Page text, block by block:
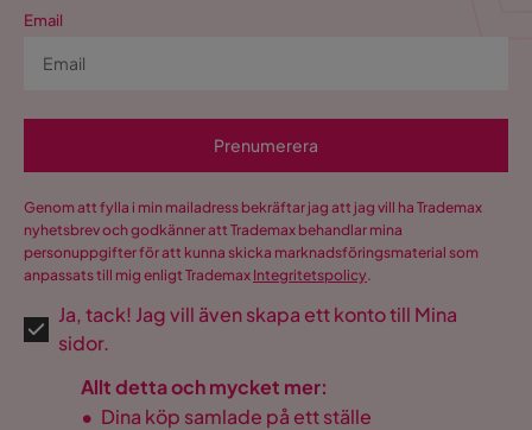
Email
Prenumerera
Genom att fylla i min mailadress bekräftar jag att jag vill ha Trademax
nyhetsbrev och godkänner att Trademax behandlar mina
personuppgifter för att kunna skicka marknadsföringsmaterial som
anpassats till mig enligt Trademax Integritetspolicy.
Ja, tack! Jag vill även skapa ett konto till Mina
sidor.
Allt detta och mycket mer:
• Dina köp samlade på ett ställe